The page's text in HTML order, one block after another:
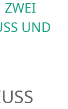
ZWEI
UND